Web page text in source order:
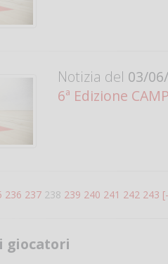
Notizia del 03/
6ª Edizione
236 237 238 239 240 241 242 243
giocatori